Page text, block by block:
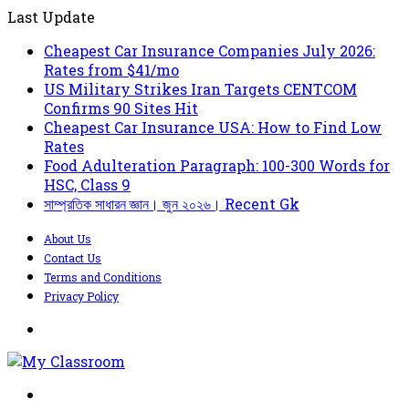
Last Update
Cheapest Car Insurance Companies July 2026:
Rates from $41/mo
US Military Strikes Iran Targets CENTCOM
Confirms 90 Sites Hit
Cheapest Car Insurance USA: How to Find Low
Rates
Food Adulteration Paragraph: 100-300 Words for
HSC, Class 9
সাম্প্রতিক সাধারন জ্ঞান। জুন ২০২৬। Recent Gk
About Us
Contact Us
Terms and Conditions
Privacy Policy